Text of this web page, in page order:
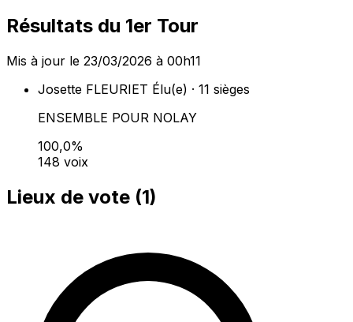
Résultats du 1er Tour
Mis à jour le 23/03/2026 à 00h11
Josette FLEURIET Élu(e) · 11 sièges
ENSEMBLE POUR NOLAY
100,0%
148 voix
Lieux de vote (1)